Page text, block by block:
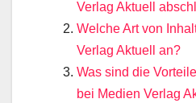
Verlag Aktuell
Welche Art von
Verlag Aktuell an?
Was sind die
bei Medien Verlag